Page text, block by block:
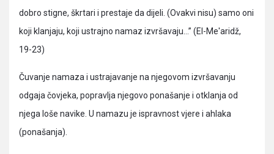
dobro stigne, škrtari i prestaje da dijeli. (Ovakvi nisu) samo oni
koji klanjaju, koji ustrajno namaz izvršavaju…” (El-Me'aridž,
19-23)
Čuvanje namaza i ustrajavanje na njegovom izvršavanju
odgaja čovjeka, popravlja njegovo ponašanje i otklanja od
njega loše navike. U namazu je ispravnost vjere i ahlaka
(ponašanja).